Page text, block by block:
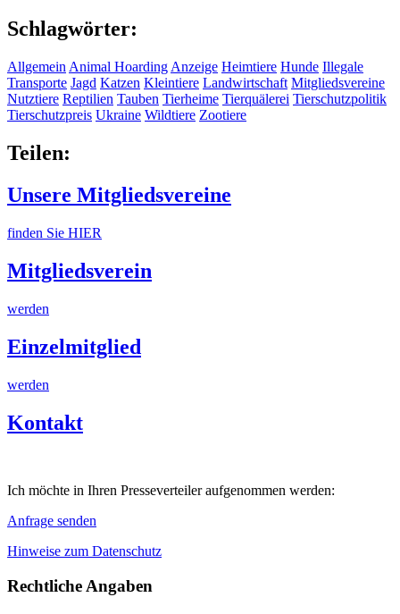
Schlagwörter:
Allgemein Animal Hoarding Anzeige Heimtiere Hunde Illegale
Transporte Jagd Katzen Kleintiere Landwirtschaft Mitgliedsvereine
Nutztiere Reptilien Tauben Tierheime Tierquälerei Tierschutzpolitik
Tierschutzpreis Ukraine Wildtiere Zootiere
Teilen:
Unsere Mitgliedsvereine
finden Sie HIER
Mitgliedsverein
werden
Einzelmitglied
werden
Kontakt
Ich möchte in Ihren Presseverteiler aufgenommen werden:
Anfrage senden
Hinweise zum Datenschutz
Rechtliche Angaben